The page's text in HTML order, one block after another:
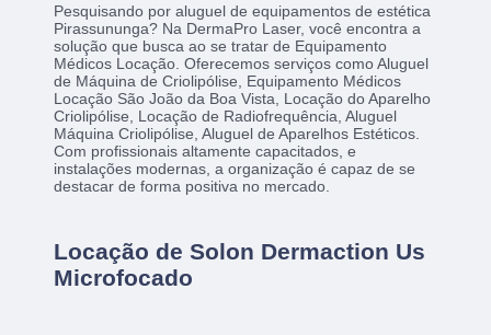
Pesquisando por aluguel de equipamentos de estética
Pirassununga? Na DermaPro Laser, você encontra a
solução que busca ao se tratar de Equipamento
Médicos Locação. Oferecemos serviços como Aluguel
de Máquina de Criolipólise, Equipamento Médicos
Locação São João da Boa Vista, Locação do Aparelho
Criolipólise, Locação de Radiofrequência, Aluguel
Máquina Criolipólise, Aluguel de Aparelhos Estéticos.
Com profissionais altamente capacitados, e
instalações modernas, a organização é capaz de se
destacar de forma positiva no mercado.
Locação de Solon Dermaction Us
Microfocado